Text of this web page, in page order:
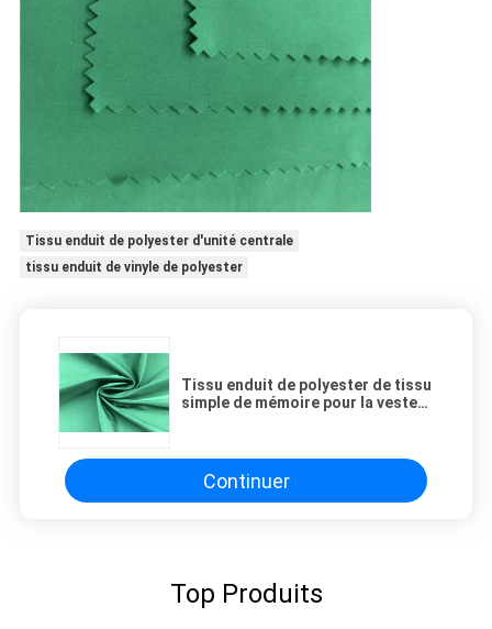
Tissu enduit de polyester d'unité centrale
tissu enduit de vinyle de polyester
Tissu enduit de polyester de tissu
simple de mémoire pour la veste
Continuer
Top Produits